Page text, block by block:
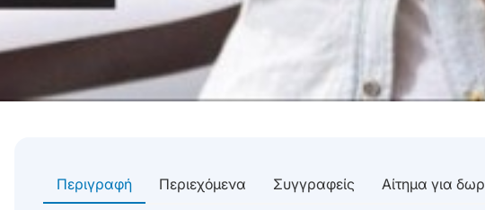
Περιγραφή Περιεχόμενα Συγγραφείς Αίτημα για